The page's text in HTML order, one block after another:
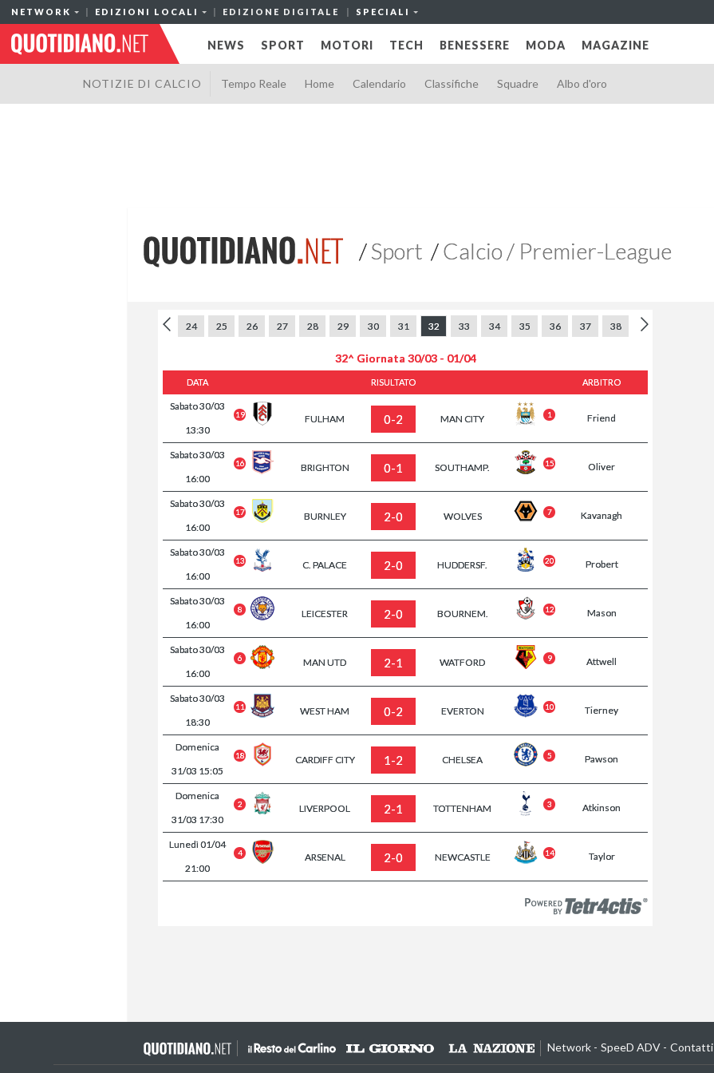
NETWORK EDIZIONI LOCALI EDIZIONE DIGITALE SPECIALI
NEWS SPORT MOTORI TECH BENESSERE MODA MAGAZINE
NOTIZIE DI CALCIO Tempo Reale Home Calendario Classifiche Squadre Albo d'oro
Sport Calcio / Premier-League
23 24 25 26 27 28 29 30 31 32 33 34 35 36 37 38
32^ Giornata 30/03 - 01/04
DATA RISULTATO ARBITRO
Sabato30/03
13:30
19 FULHAM 0-2 MAN CITY 1 Friend
Sabato30/03
16:00
16 BRIGHTON 0-1 SOUTHAMP. 15 Oliver
Sabato30/03
16:00
17 BURNLEY 2-0 WOLVES 7 Kavanagh
Sabato30/03
16:00
13 C. PALACE 2-0 HUDDERSF. 20 Probert
Sabato30/03
16:00
8 LEICESTER 2-0 BOURNEM. 12 Mason
Sabato30/03
16:00
6 MAN UTD 2-1 WATFORD 9 Attwell
Sabato30/03
18:30
11 WEST HAM 0-2 EVERTON 10 Tierney
Domenica
31/03 15:05
18 CARDIFF CITY 1-2 CHELSEA 5 Pawson
Domenica
31/03 17:30
2 LIVERPOOL 2-1 TOTTENHAM 3 Atkinson
Lunedì 01/04
21:00
4 ARSENAL 2-0 NEWCASTLE 14 Taylor
Network SpeeD ADV Contatti